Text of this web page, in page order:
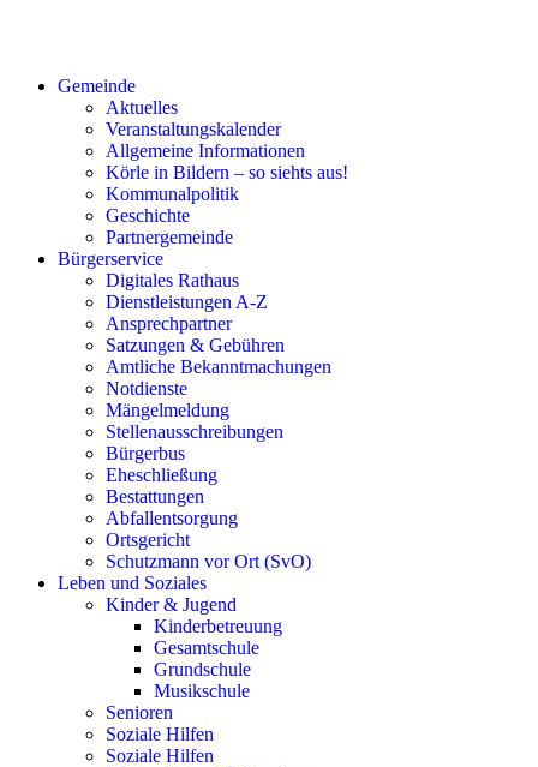
Gemeinde
Aktuelles
Veranstaltungskalender
Allgemeine Informationen
Körle in Bildern – so siehts aus!
Kommunalpolitik
Geschichte
Partnergemeinde
Bürgerservice
Digitales Rathaus
Dienstleistungen A-Z
Ansprechpartner
Satzungen & Gebühren
Amtliche Bekanntmachungen
Notdienste
Mängelmeldung
Stellenausschreibungen
Bürgerbus
Eheschließung
Bestattungen
Abfallentsorgung
Ortsgericht
Schutzmann vor Ort (SvO)
Leben und Soziales
Kinder & Jugend
Kinderbetreuung
Gesamtschule
Grundschule
Musikschule
Senioren
Soziale Hilfen
Soziale Hilfen